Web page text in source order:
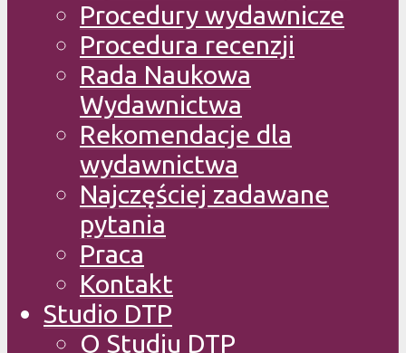
Procedury wydawnicze
Procedura recenzji
Rada Naukowa
Wydawnictwa
Rekomendacje dla
wydawnictwa
Najczęściej zadawane
pytania
Praca
Kontakt
Studio DTP
O Studiu DTP